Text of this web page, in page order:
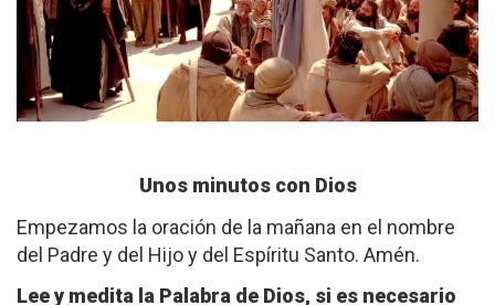
Unos minutos con Dios
Empezamos la oración de la mañana en el nombre
del Padre y del Hijo y del Espíritu Santo. Amén.
Lee y medita la Palabra de Dios, si es necesario